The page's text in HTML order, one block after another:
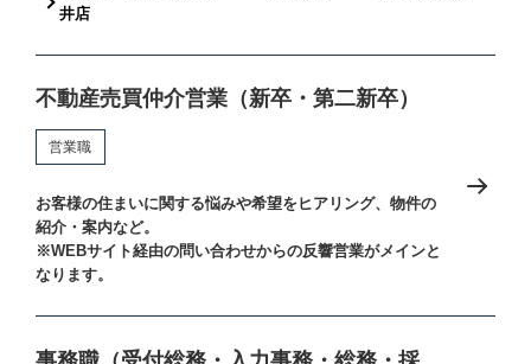
井店
不動産売買仲介営業（新卒・第二新卒）
営業職
お客様の住まいに関する悩みや希望をヒアリング、物件の
紹介・案内など。
※WEBサイト経由の問い合わせからの反響営業がメインと
なります。